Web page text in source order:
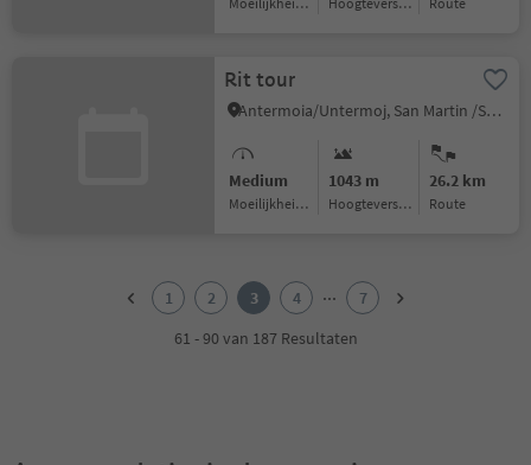
Rit tour
Antermoia/Untermoj, San Martin /San Martino, Dolomites Region Kronplatz/Plan de Corones
Medium
Moeilijkheidsgraad
1043 m
Hoogteverschil
26.2 km
Route
1 2 3 4 ...
7
61 - 90 van 187 Resultaten